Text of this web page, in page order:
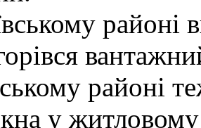
районі
районі
у